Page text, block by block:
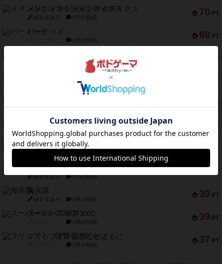
70 PT
メメントオンラインタクティクス
紹介文あり 4件の投稿
68 PT
パーミッド
1件の投稿
PT
1件の投稿
PT
セミファイナル ～お前はまだ生きている～
1件の投稿
PT
紹介文あり 18件の投稿
PT
クランク! ：冒険者たち（拡張）
紹介文あり 4件の投稿
42 PT
とうほうの！
PT
スターマイン・ラミー ポケット
紹介文あり 2件の投稿
39 PT
海兵隊
紹介文あり 1件の投稿
39 PT
スーパーストア3000
1件の投稿
37 PT
フリップ７：復讐心とともに
2件の投稿